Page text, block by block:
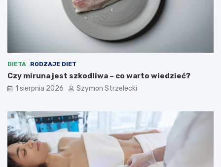
DIETA RODZAJE DIET
Czy miruna jest szkodliwa – co warto wiedzieć?
1 sierpnia 2026 Szymon Strzelecki